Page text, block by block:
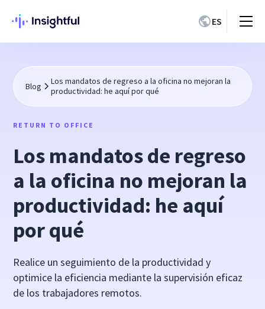
ES
Blog
Los mandatos de regreso a la oficina no mejoran la
productividad: he aquí por qué
RETURN TO OFFICE
Los mandatos de regreso
a la oficina no mejoran la
productividad: he aquí
por qué
Realice un seguimiento de la productividad y
optimice la eficiencia mediante la supervisión eficaz
de los trabajadores remotos.